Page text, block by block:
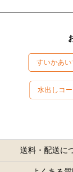
すいかあい
水出しコ
送料・配送に